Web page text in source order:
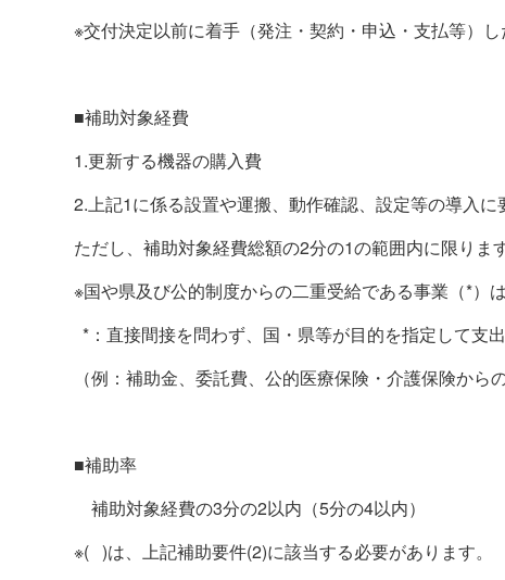
※交付決定以前に着手（発注・契約・申込・支払等）し
■補助対象経費
1.更新する機器の購入費
2.上記1に係る設置や運搬、動作確認、設定等の導入に
ただし、補助対象経費総額の2分の1の範囲内に限ります
※国や県及び公的制度からの二重受給である事業（*）
*：直接間接を問わず、国・県等が目的を指定して支
（例：補助金、委託費、公的医療保険・介護保険から
■補助率
補助対象経費の3分の2以内（5分の4以内）
※( )は、上記補助要件(2)に該当する必要があります。